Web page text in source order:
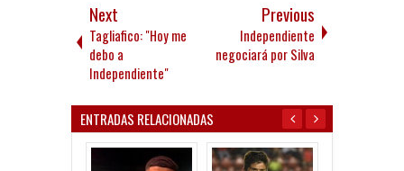
Next
Tagliafico: "Hoy me
debo a
Independiente"
Previous
Independiente
negociará por Silva
ENTRADAS RELACIONADAS